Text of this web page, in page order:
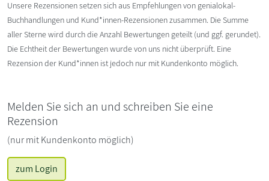
Unsere Rezensionen setzen sich aus Empfehlungen von genialokal-
Buchhandlungen und Kund*innen-Rezensionen zusammen. Die Summe
aller Sterne wird durch die Anzahl Bewertungen geteilt (und ggf. gerundet).
Die Echtheit der Bewertungen wurde von uns nicht überprüft. Eine
Rezension der Kund*innen ist jedoch nur mit Kundenkonto möglich.
Melden Sie sich an und schreiben Sie eine
Rezension
(nur mit Kundenkonto möglich)
zum Login